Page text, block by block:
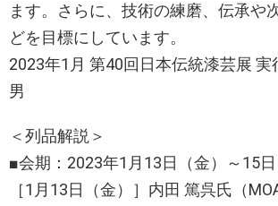
ます。さらに、技術の練磨、伝承や
どを目標にしています。
2023年1月 第40回日本伝統漆芸展 実
男
＜列品解説＞
■会期：2023年1月13日（金）～15日
［1月13日（金）］内田 篤呉氏（